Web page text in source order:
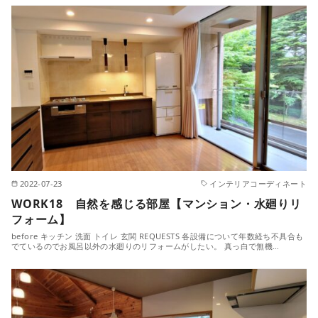
2022-07-23 インテリアコーディネート
WORK18 自然を感じる部屋【マンション・水廻りリ
フォーム】
before キッチン 洗面 トイレ 玄関 REQUESTS 各設備について年数経ち不具合も
でているのでお風呂以外の水廻りのリフォームがしたい。 真っ白で無機…